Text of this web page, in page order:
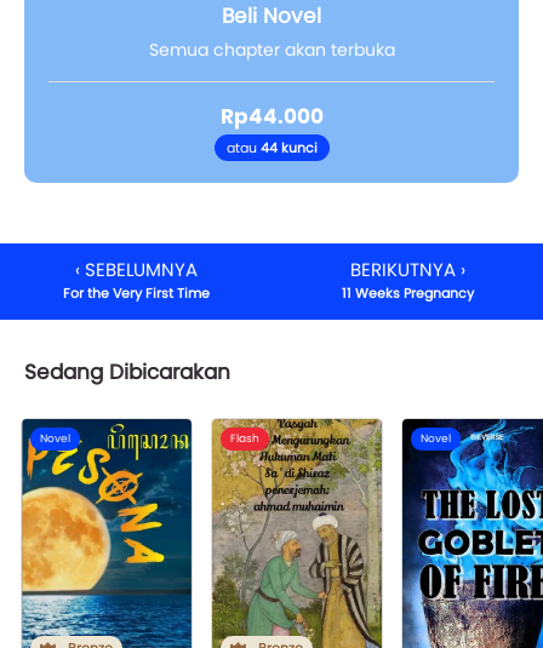
Beli Novel
Semua chapter akan terbuka
Rp44.000
atau44 kunci
‹ SEBELUMNYA
For the Very First Time
BERIKUTNYA ›
11 Weeks Pregnancy
Sedang Dibicarakan
Novel Flash Novel